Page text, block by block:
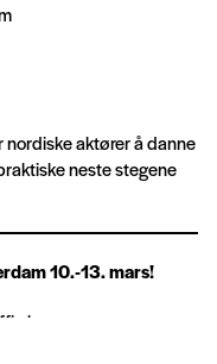
aktører å danne
neste stegene
10.-13. mars!
her.